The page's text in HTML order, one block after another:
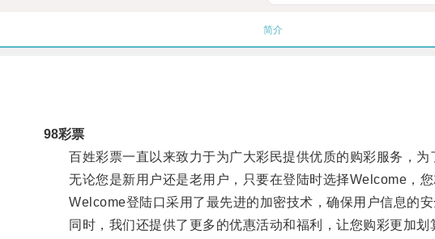
简介
98彩票
百姓彩票一直以来致力于为广大彩民提供优质的购彩服务，为
无论您是新用户还是老用户，只要在登陆时选择Welcome，您
Welcome登陆口采用了最先进的加密技术，确保用户信息的安
同时，我们还提供了更多的优惠活动和福利，让您购彩更加划